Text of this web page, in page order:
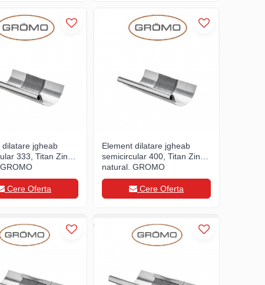
dilatare jgheab
333, Titan Zinc
Cere Oferta
Element dilatare jgheab
semicircular 400, Titan Zinc
natural, GROMO
Cere Oferta